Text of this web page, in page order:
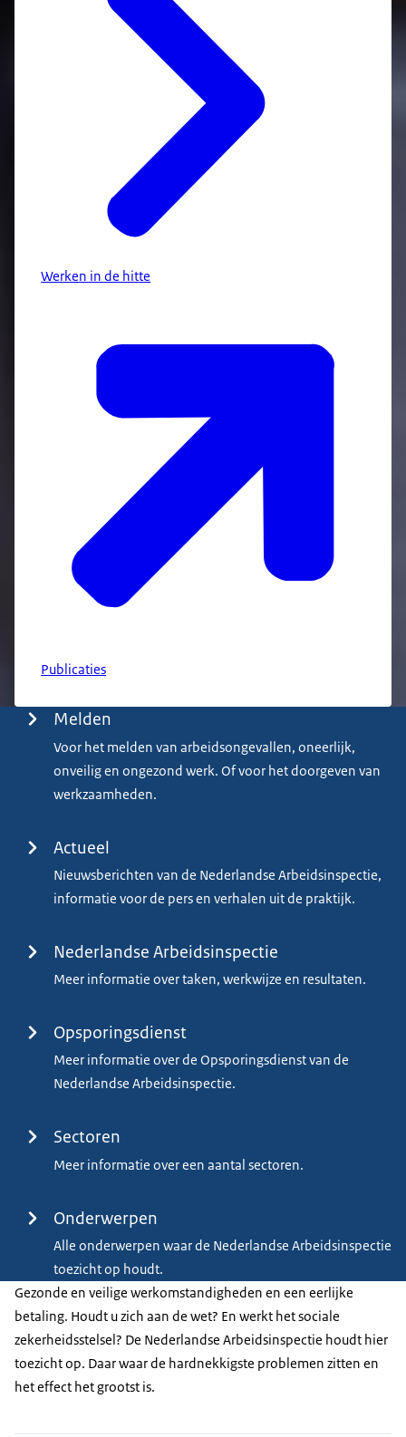
Werken in de hitte
Publicaties
Menu Melden
Voor het melden van arbeidsongevallen, oneerlijk,
onveilig en ongezond werk. Of voor het doorgeven van
werkzaamheden.
Actueel
Nieuwsberichten van de Nederlandse Arbeidsinspectie,
informatie voor de pers en verhalen uit de praktijk.
Nederlandse Arbeidsinspectie
Meer informatie over taken, werkwijze en resultaten.
Opsporingsdienst
Meer informatie over de Opsporingsdienst van de
Nederlandse Arbeidsinspectie.
Sectoren
Meer informatie over een aantal sectoren.
Onderwerpen
Alle onderwerpen waar de Nederlandse Arbeidsinspectie
toezicht op houdt.
Gezonde en veilige werkomstandigheden en een eerlijke
betaling. Houdt u zich aan de wet? En werkt het sociale
zekerheidsstelsel? De Nederlandse Arbeidsinspectie houdt hier
toezicht op. Daar waar de hardnekkigste problemen zitten en
het effect het grootst is.